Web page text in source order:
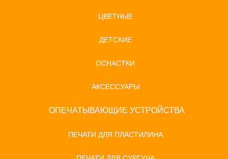
ЦВЕТНЫЕ
ДЕТСКИЕ
ОСНАСТКИ
АКСЕССУАРЫ
ОПЕЧАТЫВАЮЩИЕ УСТРОЙСТВА
ПЕЧАТИ ДЛЯ ПЛАСТИЛИНА